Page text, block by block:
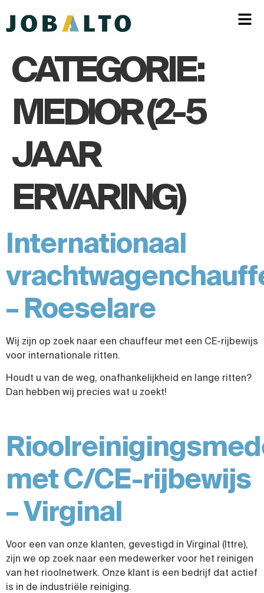
CATEGORIE:
MEDIOR (2-5
JAAR
ERVARING)
Internationaal
– Roeselare
Wij zijn op zoek naar een chauffeur met een CE-rijbewijs
voor internationale ritten.
Houdt u van de weg, onafhankelijkheid en lange ritten?
Dan hebben wij precies wat u zoekt!
met C/CE-rijbewijs
– Virginal
Voor een van onze klanten, gevestigd in Virginal (Ittre),
zijn we op zoek naar een medewerker voor het reinigen
van het rioolnetwerk. Onze klant is een bedrijf dat actief
is in de industriële reiniging.